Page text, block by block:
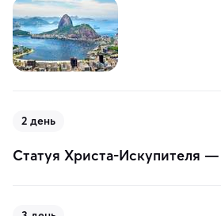
2 день
Статуя Христа-Искупителя